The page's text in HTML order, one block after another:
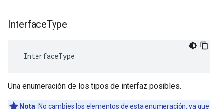
InterfaceType
InterfaceType
Una enumeración de los tipos de interfaz posibles.
Nota: No cambies los elementos de esta enumeración, ya que